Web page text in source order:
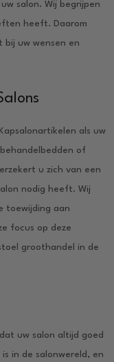
salon. Wij begrijpen
heeft. Daarom
bij uw wensen en
als uw
of
u zich van een
nodig heeft. Wij
toewijding aan
focus op deze
groothandel in de
uw salon altijd goed
in de salonwereld, en